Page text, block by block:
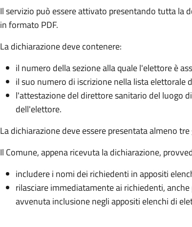
Il servizio può essere attivato presentando tutta la
in formato PDF.
La dichiarazione deve contenere:
il numero della sezione alla quale l'elettore è
il suo numero di iscrizione nella lista elettorale
l'attestazione del direttore sanitario del luogo
dell'elettore.
La dichiarazione deve essere presentata almeno
Il Comune, appena ricevuta la dichiarazione,
includere i nomi dei richiedenti in appositi
rilasciare immediatamente ai richiedenti,
avvenuta inclusione negli appositi elenchi di